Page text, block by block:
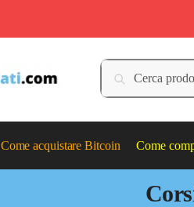
Cerca:
Cerca
Come acquistare Bitcoin Come